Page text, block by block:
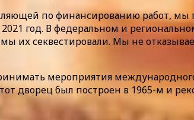
по финансированию работ,
год. В федеральном и
их секвестировали. Мы не
мероприятия
дворец был построен в 1965-м и